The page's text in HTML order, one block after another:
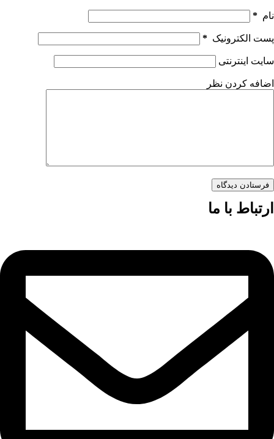
نام *
پست الکترونیک *
سایت اینترنتی
اضافه کردن نظر
فرستادن دیدگاه
ارتباط با ما